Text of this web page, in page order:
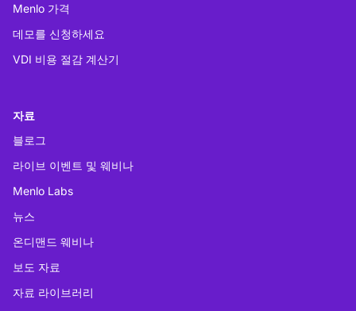
Menlo 가격
데모를 신청하세요
VDI 비용 절감 계산기
자료
블로그
라이브 이벤트 및 웨비나
Menlo Labs
뉴스
온디맨드 웨비나
보도 자료
자료 라이브러리